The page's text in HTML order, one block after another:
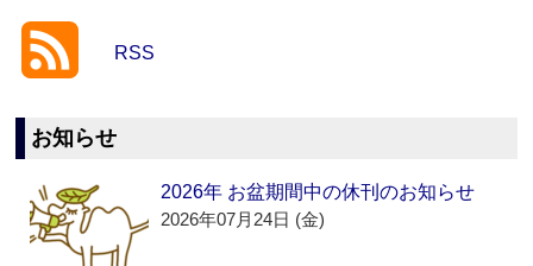
RSS
お知らせ
2026年 お盆期間中の休刊のお知らせ
2026年07月24日 (金)